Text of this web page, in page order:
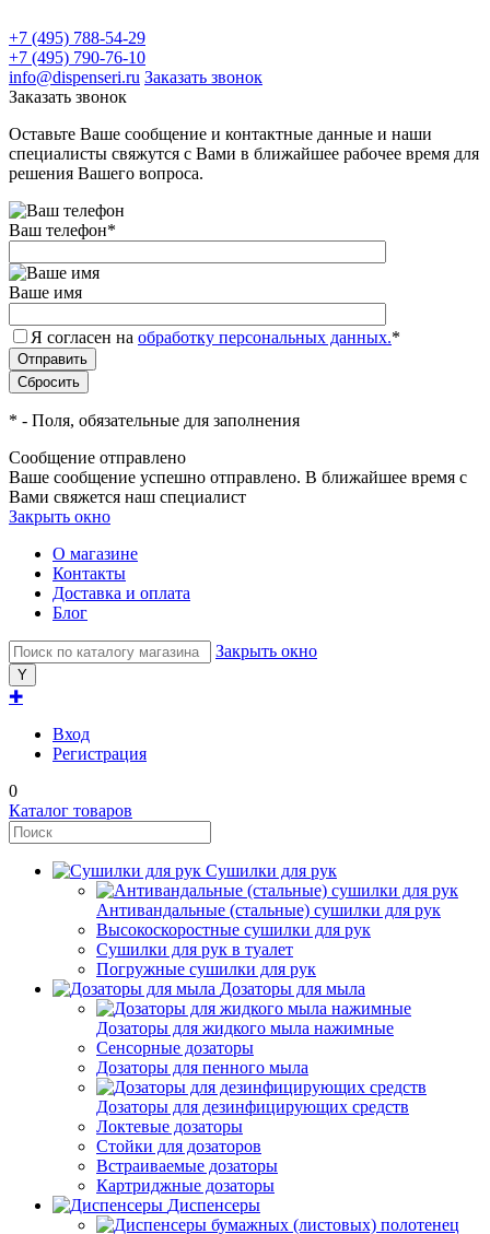
+7 (495) 788-54-29
+7 (495) 790-76-10
info@dispenseri.ru Заказать звонок
Заказать звонок
Оставьте Ваше сообщение и контактные данные и наши
специалисты свяжутся с Вами в ближайшее рабочее время для
решения Вашего вопроса.
Ваш телефон*
Ваше имя
Я согласен на обработку персональных данных.*
* - Поля, обязательные для заполнения
Сообщение отправлено
Ваше сообщение успешно отправлено. В ближайшее время с
Вами свяжется наш специалист
Закрыть окно
О магазине
Контакты
Доставка и оплата
Блог
Закрыть окно
✚
Вход
Регистрация
0
Каталог товаров
Сушилки для рук
Антивандальные (стальные) сушилки для рук
Высокоскоростные сушилки для рук
Сушилки для рук в туалет
Погружные сушилки для рук
Дозаторы для мыла
Дозаторы для жидкого мыла нажимные
Сенсорные дозаторы
Дозаторы для пенного мыла
Дозаторы для дезинфицирующих средств
Локтевые дозаторы
Стойки для дозаторов
Встраиваемые дозаторы
Картриджные дозаторы
Диспенсеры